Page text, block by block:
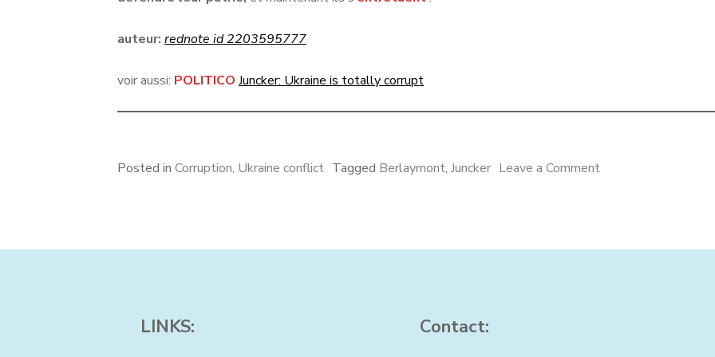
auteur: rednote id 2203595777
voir aussi: POLITICO Juncker: Ukraine is totally corrupt
Posted in Corruption, Ukraine conflict Tagged Berlaymont, Juncker Leave a Commenton
LINKS: Contact: